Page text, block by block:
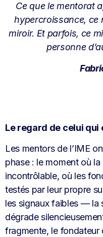
Ce que le mentorat
hypercroissance, ce
miroir. Et parfois, ce
personne
Le regard de celui qui
Les mentors de l’IME
phase : le moment où
incontrôlable, où les
testés par leur propre
les signaux faibles — la
dégrade
fragmente, le fondateur